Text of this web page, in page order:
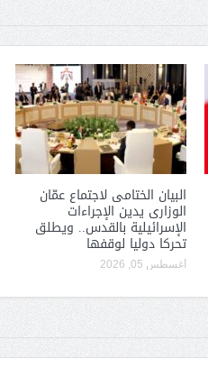
البيان الختامى لاجتماع عمّان
الوزارى يدين الإجراءات
الإسرائيلية بالقدس.. ويطلق
تحركا دوليا لوقفها
أغسطس 05, 2026